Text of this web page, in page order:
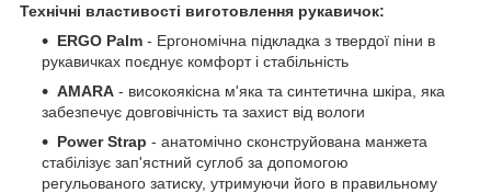
Технічні властивості виготовлення рукавичок:
ERGO Palm - Ергономічна підкладка з твердої піни в
рукавичках поєднує комфорт і стабільність
AMARA - високоякісна м'яка та синтетична шкіра, яка
забезпечує довговічність та захист від вологи
Power Strap - анатомічно сконструйована манжета
стабілізує зап'ястний суглоб за допомогою
регульованого затиску, утримуючи його в правильному